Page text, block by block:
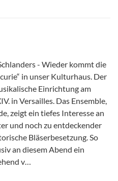
- Wieder kommt die
in unser Kulturhaus. Der
Einrichtung am
in Versailles. Das Ensemble,
zeigt ein tiefes Interesse an
und noch zu entdeckender
Bläserbesetzung. So
an diesem Abend ein
v…